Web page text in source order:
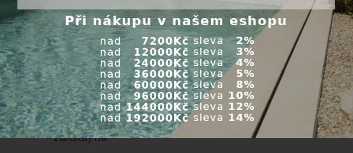
Maximálně litrů
za hodinu l/h
5000
Záruka (+
prodloužená
záruka) na